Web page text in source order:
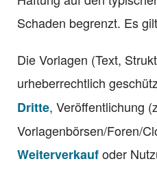
Schaden begrenzt. Es
Die Vorlagen (Text,
urheberrechtlich
Dritte, Veröffentlichung
Vorlagenbörsen/Foren/
Weiterverkaufoder